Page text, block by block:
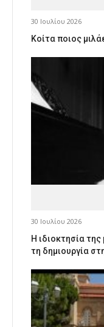
30 Ιουλίου 2026
Κοίτα ποιος
30 Ιουλίου 2026
Η ιδιοκτησία
τη δημιουργία